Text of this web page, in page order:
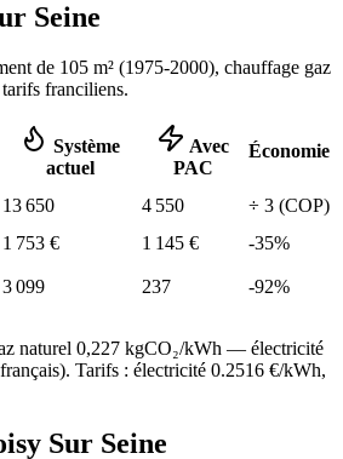
Seine
de 105 m² (1975-2000), chauffage gaz
tarifs franciliens.
Système
actuel
Avec
PAC
Économie
13 650 4 550 ÷ 3 (COP)
1 753 € 1 145 € -35%
3 099 237 -92%
naturel 0,227 kgCO₂/kWh — électricité
Tarifs : électricité 0.2516 €/kWh,
Sur Seine